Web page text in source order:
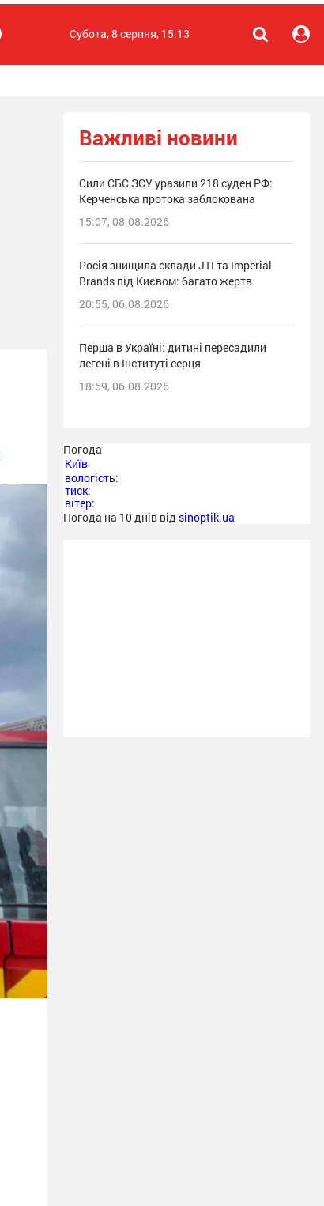
Субота, 8 серпня, 15:13
Важливі новини
Сили СБС ЗСУ уразили 218 суден РФ:
Керченська протока заблокована
15:07, 08.08.2026
Росія знищила склади JTI та Imperial
Brands під Києвом: багато жертв
20:55, 06.08.2026
Перша в Україні: дитині пересадили
легені в Інституті серця
18:59, 06.08.2026
Погода
Київ
вологість:
тиск:
вітер:
Погода на 10 днів від sinoptik.ua